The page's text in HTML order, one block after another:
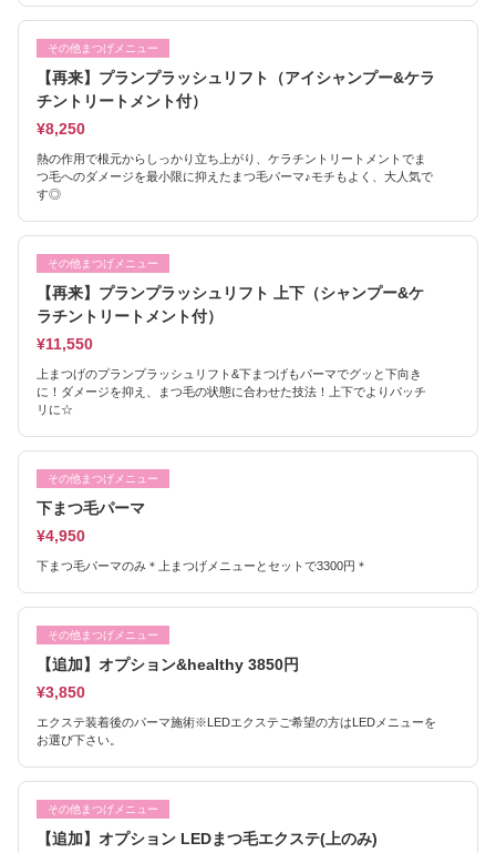
その他まつげメニュー
【再来】プランプラッシュリフト（アイシャンプー&ケラ
チントリートメント付）
¥8,250
熱の作用で根元からしっかり立ち上がり、ケラチントリートメントでま
つ毛へのダメージを最小限に抑えたまつ毛パーマ♪モチもよく、大人気で
す◎
その他まつげメニュー
【再来】プランプラッシュリフト 上下（シャンプー&ケ
ラチントリートメント付）
¥11,550
上まつげのプランプラッシュリフト&下まつげもパーマでグッと下向き
に！ダメージを抑え、まつ毛の状態に合わせた技法！上下でよりパッチ
リに☆
その他まつげメニュー
下まつ毛パーマ
¥4,950
下まつ毛パーマのみ＊上まつげメニューとセットで3300円＊
その他まつげメニュー
【追加】オプション&healthy 3850円
¥3,850
エクステ装着後のパーマ施術※LEDエクステご希望の方はLEDメニューを
お選び下さい。
その他まつげメニュー
【追加】オプション LEDまつ毛エクステ(上のみ)